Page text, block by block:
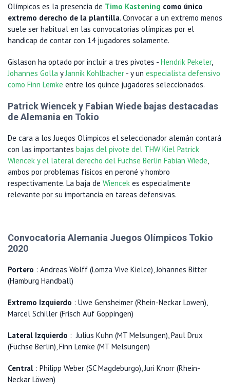
Olímpicos es la presencia de Timo Kastening como único
extremo derecho de la plantilla. Convocar a un extremo menos
suele ser habitual en las convocatorias olímpicas por el
handicap de contar con 14 jugadores solamente.
Gislason ha optado por incluir a tres pivotes - Hendrik Pekeler,
Johannes Golla yJannik Kohlbacher - y un especialista defensivo
como Finn Lemke entre los quince jugadores seleccionados.
Patrick Wiencek y Fabian Wiede bajas destacadas
de Alemania en Tokio
De cara a los Juegos Olímpicos el seleccionador alemán contará
con las importantes bajas del pivote del THW Kiel Patrick
Wiencek y el lateral derecho del Fuchse Berlin Fabian Wiede
ambos por problemas físicos en peroné y hombro
respectivamente. La baja de Wiencek es especialmente
relevante por su importancia en tareas defensivas.
Convocatoria Alemania Juegos Olímpicos Tokio
2020
Portero : Andreas Wolff (Lomza Vive Kielce), Johannes Bitter
(Hamburg Handball)
Extremo Izquierdo : Uwe Gensheimer (Rhein-Neckar Lowen),
Marcel Schiller (Frisch Auf Goppingen)
Lateral Izquierdo : Julius Kuhn (MT Melsungen), Paul Drux
(Füchse Berlin), Finn Lemke (MT Melsungen)
Central : Philipp Weber (SC Magdeburgo), Juri Knorr (Rhein-
Neckar Löwen)